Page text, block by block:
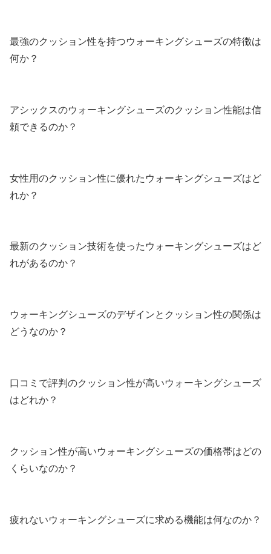
最強のクッション性を持つウォーキングシューズの特徴は
何か？
アシックスのウォーキングシューズのクッション性能は信
頼できるのか？
女性用のクッション性に優れたウォーキングシューズはど
れか？
最新のクッション技術を使ったウォーキングシューズはど
れがあるのか？
ウォーキングシューズのデザインとクッション性の関係は
どうなのか？
口コミで評判のクッション性が高いウォーキングシューズ
はどれか？
クッション性が高いウォーキングシューズの価格帯はどの
くらいなのか？
疲れないウォーキングシューズに求める機能は何なのか？